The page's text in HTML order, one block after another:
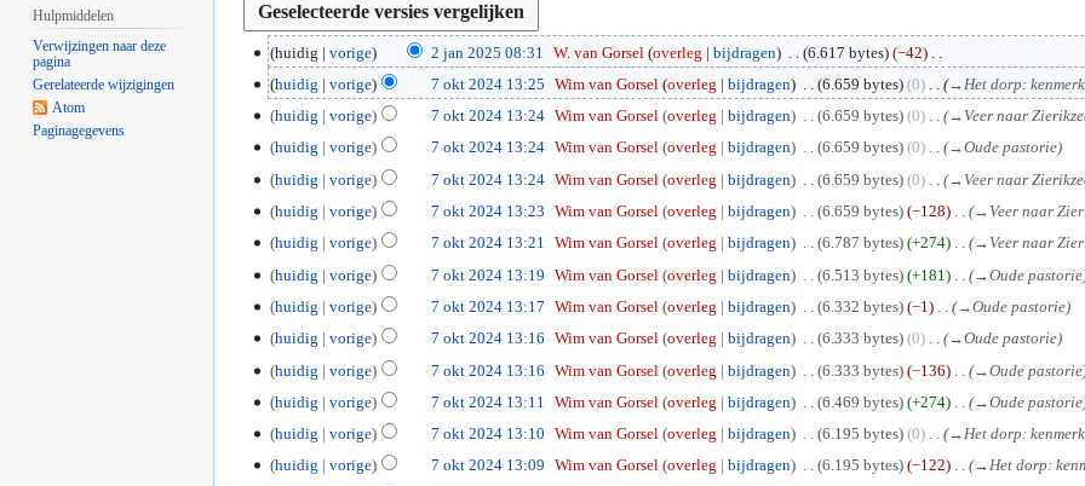
huidig vorige 2 jan 2025 08:31 W. van Gorsel overleg bijdragen 6.617 bytes
−42
G
e
e
n
b
w
e
r
i
n
g
s
a
m
huidig vorige 7 okt 2024 13:25 Wim van Gorsel overleg bijdragen 6.659 bytes 0 → Het dorp:
huidig
vorige 7 okt 2024 13:24 Wim van Gorsel overleg bijdragen 6.659 bytes 0 → Veer naar
huidig
vorige 7 okt 2024 13:24 Wim van Gorsel overleg bijdragen 6.659 bytes 0 →Oude pastorie
huidig
vorige 7 okt 2024 13:24 Wim van Gorsel overleg bijdragen 6.659 bytes 0 → Veer naar
huidig
vorige 7 okt 2024 13:23 Wim van Gorsel overleg bijdragen 6.659 bytes −128 → Veer naar
huidig
vorige 7 okt 2024 13:21 Wim van Gorsel overleg bijdragen 6.787 bytes +274 → Veer naar
huidig
vorige 7 okt 2024 13:19 Wim van Gorsel overleg bijdragen 6.513 bytes +181 →Oude pastorie
huidig
vorige 7 okt 2024 13:17 Wim van Gorsel overleg bijdragen 6.332 bytes −1 →Oude pastorie
huidig
vorige 7 okt 2024 13:16 Wim van Gorsel overleg bijdragen 6.333 bytes 0 →Oude pastorie
huidig
vorige 7 okt 2024 13:16 Wim van Gorsel overleg bijdragen 6.333 bytes −136 →Oude pastorie
huidig
vorige 7 okt 2024 13:11 Wim van Gorsel overleg bijdragen 6.469 bytes +274 →Oude pastorie
huidig
vorige 7 okt 2024 13:10 Wim van Gorsel overleg bijdragen 6.195 bytes 0 →Het dorp:
huidig
vorige 7 okt 2024 13:09 Wim van Gorsel overleg bijdragen 6.195 bytes −122 →Het dorp:
Hulpmiddelen
Verwijzingen naar deze
pagina
Gerelateerde wijzigingen
Atom
Paginagegevens